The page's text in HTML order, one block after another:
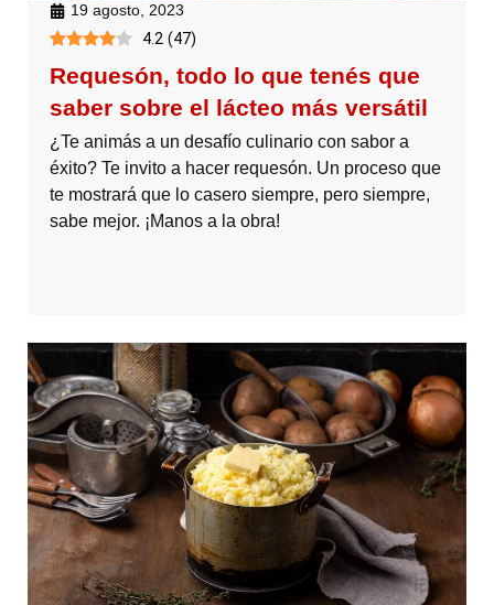
19 agosto, 2023
4.2 (47)
Requesón, todo lo que tenés que
saber sobre el lácteo más versátil
¿Te animás a un desafío culinario con sabor a
éxito? Te invito a hacer requesón. Un proceso que
te mostrará que lo casero siempre, pero siempre,
sabe mejor. ¡Manos a la obra!